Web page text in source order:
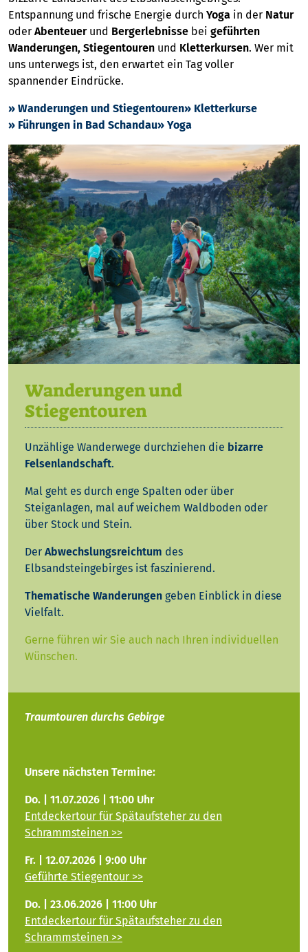
Entspannung und frische Energie durch Yoga in der Natur
oder Abenteuerund Bergerlebnisse bei geführten
Wanderungen, Stiegentouren und Kletterkursen. Wer mit
uns unterwegs ist, den erwartet ein Tag voller
spannender Eindrücke.
» Wanderungen und Stiegentouren» Kletterkurse
» Führungen in Bad Schandau» Yoga
Wanderungen und
Stiegentouren
Unzählige Wanderwege durchziehen die bizarre
Felsenlandschaft.
Mal geht es durch enge Spalten oder über
Steiganlagen, mal auf weichem Waldboden oder
über Stock und Stein.
Der Abwechslungsreichtum des
Elbsandsteingebirges ist faszinierend.
Thematische Wanderungen geben Einblick in diese
Vielfalt.
Gerne führen wir Sie auch nach Ihren individuellen
Wünschen.
Traumtouren durchs Gebirge
Unsere nächsten Termine:
Do. | 11.07.2026 | 11:00 Uhr
Entdeckertour für Spätaufsteher zu den
Schrammsteinen >>
Fr. | 12.07.2026 | 9:00 Uhr
Geführte Stiegentour >>
Do. | 23.06.2026 | 11:00 Uhr
Entdeckertour für Spätaufsteher zu den
Schrammsteinen >>